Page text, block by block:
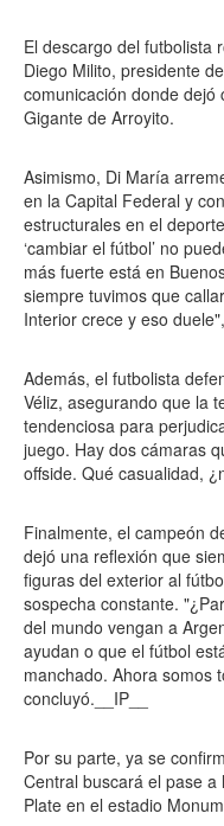
El descargo del futbolista
Diego Milito, presidente
comunicación donde dejó
Gigante de Arroyito.
Asimismo, Di María
en la Capital Federal y
estructurales en el
‘cambiar el fútbol’ no
más fuerte está en
siempre tuvimos que
Interior crece y eso
Además, el futbolista
Véliz, asegurando que la
tendenciosa para
juego. Hay dos cámaras
offside. Qué casualidad,
Finalmente, el campeón
dejó una reflexión que
figuras del exterior al
sospecha constante.
del mundo vengan a
ayudan o que el fútbol
manchado. Ahora somos
concluyó.__IP__
Por su parte, ya se
Central buscará el pase
Plate en el estadio